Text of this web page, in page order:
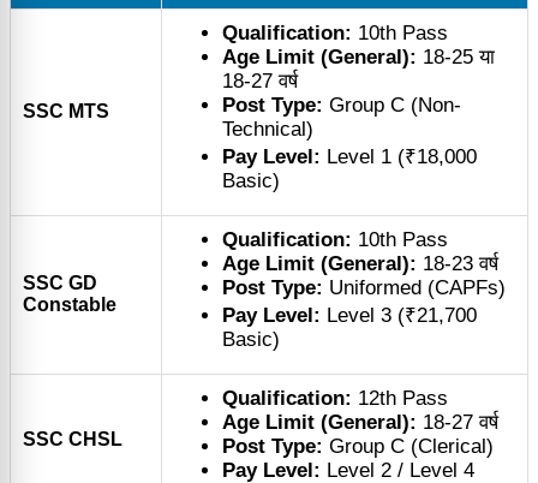
SSC MTS
Qualification: 10th Pass
Age Limit (General): 18-25 या
18-27 वर्ष
Post Type: Group C (Non-
Technical)
Pay Level: Level 1 (₹18,000
Basic)
SSC GD
Constable
Qualification: 10th Pass
Age Limit (General): 18-23 वर्ष
Post Type: Uniformed (CAPFs)
Pay Level: Level 3 (₹21,700
Basic)
SSC CHSL
Qualification: 12th Pass
Age Limit (General): 18-27 वर्ष
Post Type: Group C (Clerical)
Pay Level: Level 2 / Level 4